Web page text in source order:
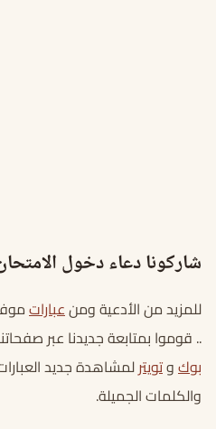
شاركونا دعاء دخول
للمزيد من الأدعية ومنعبارات
.. قوموا بمتابعة جديدنا عبر
بوكوتويترلمشاهدة جديد
والكلمات الجميلة.